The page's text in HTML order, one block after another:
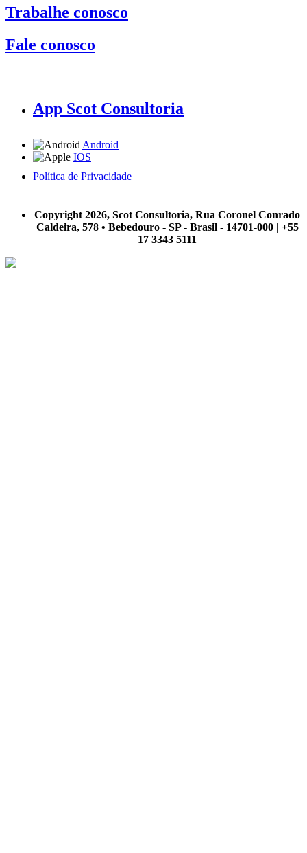
Trabalhe conosco
Fale conosco
App Scot Consultoria
Android
IOS
Política de Privacidade
Copyright 2026, Scot Consultoria, Rua Coronel Conrado
Caldeira, 578 • Bebedouro - SP - Brasil - 14701-000 | +55
17 3343 5111